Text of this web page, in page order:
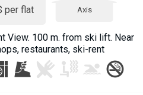
per flat Axis
View. 100 m. from ski lift. Near
restaurants, ski-rent